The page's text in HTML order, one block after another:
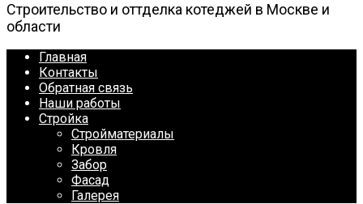
Строительство и оттделка котеджей в Москве и
области
Главная
Контакты
Обратная связь
Наши работы
Стройка
Стройматериалы
Кровля
Забор
Фасад
Галерея